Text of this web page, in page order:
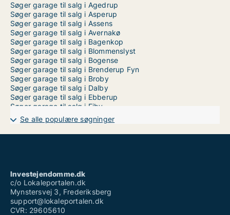
Søger garage til salg i Agedrup
Søger garage til salg i Asperup
Søger garage til salg i Assens
Søger garage til salg i Avernakø
Søger garage til salg i Bagenkop
Søger garage til salg i Blommenslyst
Søger garage til salg i Bogense
Søger garage til salg i Brenderup Fyn
Søger garage til salg i Broby
Søger garage til salg i Dalby
Søger garage til salg i Ebberup
Søger garage til salg i Ejby
Søger garage til salg i Ferritslev Fyn
Søger garage til salg i Frørup
Søger garage til salg i Faaborg
Søger garage til salg i Gudbjerg Sydfyn
Søger garage til salg i Gudme
Søger garage til salg i Harndrup
Søger garage til salg i Hesselager
Søger garage til salg i Humble
Se alle populære søgninger
Investejendomme.dk
c/o Lokaleportalen.dk
Mynstersvej 3, Frederiksberg
support@lokaleportalen.dk
CVR: 29605610